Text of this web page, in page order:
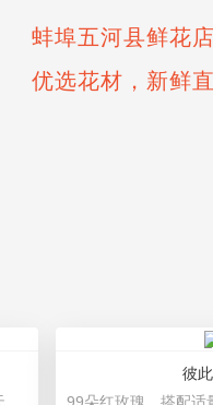
蚌埠五河县鲜花
优选花材，新鲜
彼